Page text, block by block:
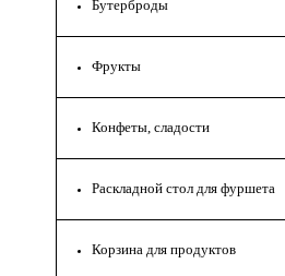
Бутерброды
Фрукты
Конфеты, сладости
Раскладной стол для фуршета
Корзина для продуктов